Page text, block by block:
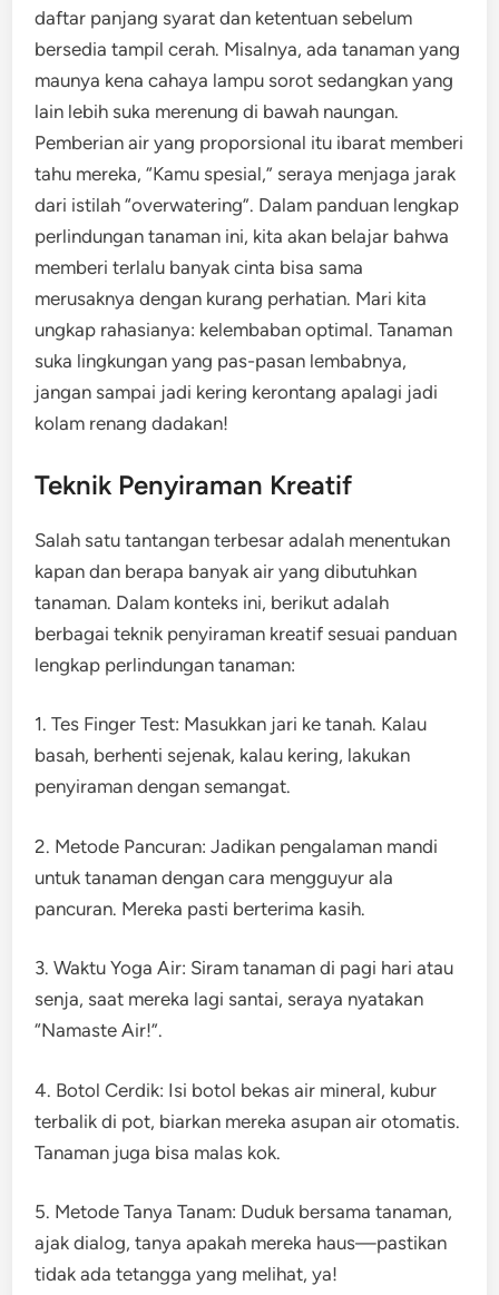
daftar panjang syarat dan ketentuan sebelum
bersedia tampil cerah. Misalnya, ada tanaman yang
maunya kena cahaya lampu sorot sedangkan yang
lain lebih suka merenung di bawah naungan.
Pemberian air yang proporsional itu ibarat memberi
tahu mereka, “Kamu spesial,” seraya menjaga jarak
dari istilah “overwatering”. Dalam panduan lengkap
perlindungan tanaman ini, kita akan belajar bahwa
memberi terlalu banyak cinta bisa sama
merusaknya dengan kurang perhatian. Mari kita
ungkap rahasianya: kelembaban optimal. Tanaman
suka lingkungan yang pas-pasan lembabnya,
jangan sampai jadi kering kerontang apalagi jadi
kolam renang dadakan!
Teknik Penyiraman Kreatif
Salah satu tantangan terbesar adalah menentukan
kapan dan berapa banyak air yang dibutuhkan
tanaman. Dalam konteks ini, berikut adalah
berbagai teknik penyiraman kreatif sesuai panduan
lengkap perlindungan tanaman:
1. Tes Finger Test: Masukkan jari ke tanah. Kalau
basah, berhenti sejenak, kalau kering, lakukan
penyiraman dengan semangat.
2. Metode Pancuran: Jadikan pengalaman mandi
untuk tanaman dengan cara mengguyur ala
pancuran. Mereka pasti berterima kasih.
3. Waktu Yoga Air: Siram tanaman di pagi hari atau
senja, saat mereka lagi santai, seraya nyatakan
“Namaste Air!”.
4. Botol Cerdik: Isi botol bekas air mineral, kubur
terbalik di pot, biarkan mereka asupan air otomatis.
Tanaman juga bisa malas kok.
5. Metode Tanya Tanam: Duduk bersama tanaman,
ajak dialog, tanya apakah mereka haus—pastikan
tidak ada tetangga yang melihat, ya!